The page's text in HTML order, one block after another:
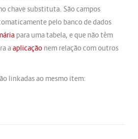
chave substituta. São campos
pelo banco de dados
para uma tabela, e que não têm
aaplicaçãonem relação com outros
linkadas ao mesmo item: